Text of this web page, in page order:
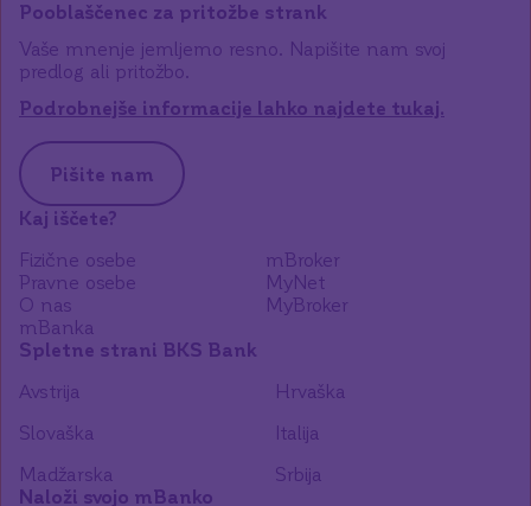
Pooblaščenec za pritožbe strank
Vaše mnenje jemljemo resno. Napišite nam svoj
predlog ali pritožbo.
Podrobnejše informacije lahko najdete tukaj.
Pišite nam
Kaj iščete?
Fizične osebe
Pravne osebe
O nas
mBanka
mBroker
MyNet
MyBroker
Spletne strani BKS Bank
Avstrija
Hrvaška
Slovaška
Italija
Madžarska
Srbija
Naloži svojo mBanko